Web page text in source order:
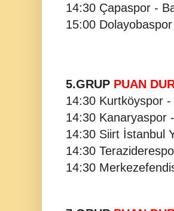
14:30 Çapaspor -
15:00
5.GRUP PUAN
14:30 Kurtköyspor -
14:30 Kanaryaspor
14:30 Siirt İstanbul
14:30
14:30